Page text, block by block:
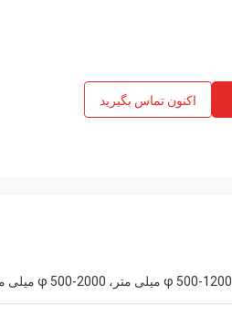
اکنون تماس بگیرید
φ 500-1200 میلی متر، φ 500-2000 میلی متر